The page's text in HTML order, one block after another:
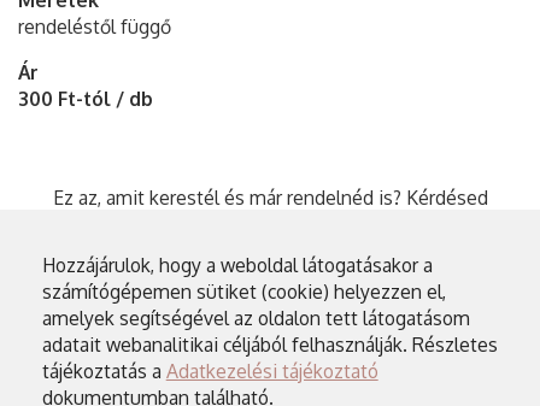
rendeléstől függő
Ár
300 Ft-tól / db
Ez az, amit kerestél és már rendelnéd is? Kérdésed
megbeszéljük!
Üzenetet küldök
Hozzájárulok, hogy a weboldal látogatásakor a
számítógépemen sütiket (cookie) helyezzen el,
amelyek segítségével az oldalon tett látogatásom
adatait webanalitikai céljából felhasználják. Részletes
tájékoztatás a Adatkezelési tájékoztató
dokumentumban található.